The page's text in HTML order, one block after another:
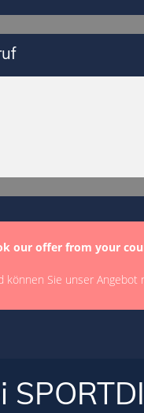
our offer from your
können Sie unser Angebot